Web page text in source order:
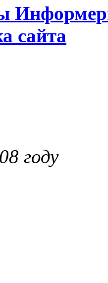
сайта
году